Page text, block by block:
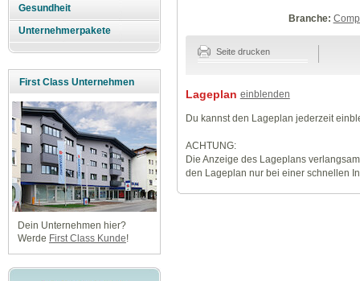
Gesundheit
Unternehmerpakete
First Class Unternehmen
Dein Unternehmen hier?
Werde First Class Kunde!
Branche:
Seite drucken
Lageplan einblenden
Du kannst den Lageplan jederzeit
ACHTUNG:
Die Anzeige des Lageplans
den Lageplan nur bei einer schnellen